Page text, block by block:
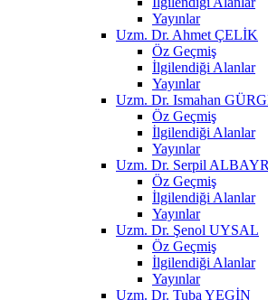
Yayınlar
Uzm. Dr. Ahmet ÇELİK
Öz Geçmiş
İlgilendiği Alanlar
Yayınlar
Uzm. Dr. Ismahan
Öz Geçmiş
İlgilendiği Alanlar
Yayınlar
Uzm. Dr. Serpil
Öz Geçmiş
İlgilendiği Alanlar
Yayınlar
Uzm. Dr. Şenol UYSAL
Öz Geçmiş
İlgilendiği Alanlar
Yayınlar
Uzm. Dr. Tuba YEGİN